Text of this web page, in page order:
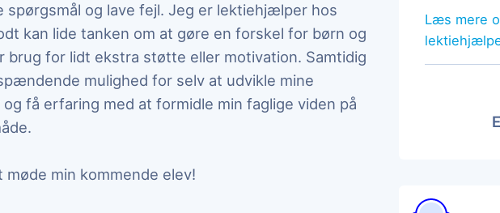
spørgsmål og lave fejl. Jeg er lektiehjælper hos
kan lide tanken om at gøre en forskel for børn og
brug for lidt ekstra støtte eller motivation. Samtidig
mulighed for selv at udvikle mine
få erfaring med at formidle min faglige viden på
min kommende elev!
Læs mere